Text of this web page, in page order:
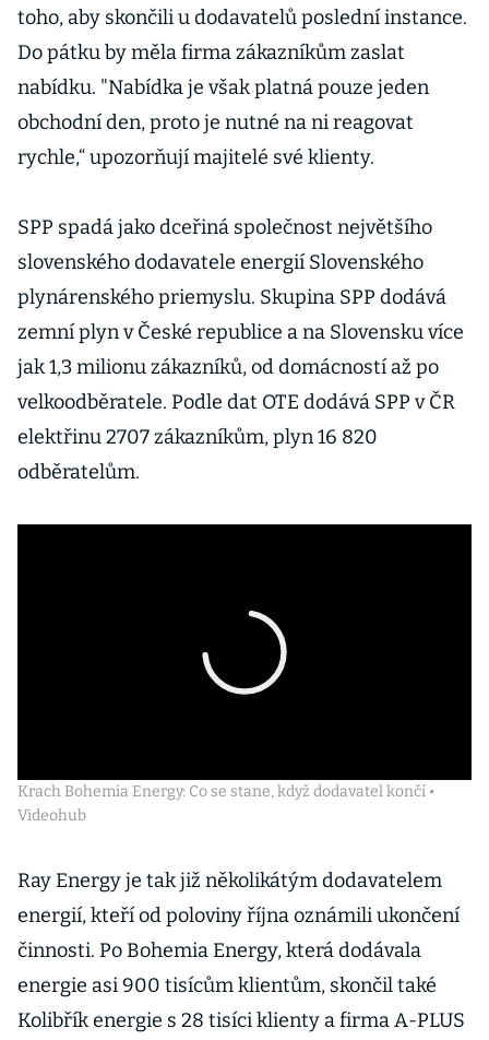
toho, aby skončili u dodavatelů poslední instance.
Do pátku by měla firma zákazníkům zaslat
nabídku. "Nabídka je však platná pouze jeden
obchodní den, proto je nutné na ni reagovat
rychle,“ upozorňují majitelé své klienty.
SPP spadá jako dceřiná společnost největšího
slovenského dodavatele energií Slovenského
plynárenského priemyslu. Skupina SPP dodává
zemní plyn v České republice a na Slovensku více
jak 1,3 milionu zákazníků, od domácností až po
velkoodběratele. Podle dat OTE dodává SPP v ČR
elektřinu 2707 zákazníkům, plyn 16 820
odběratelům.
Krach Bohemia Energy: Co se stane, když dodavatel končí •
Videohub
Ray Energy je tak již několikátým dodavatelem
energií, kteří od poloviny října oznámili ukončení
činnosti. Po Bohemia Energy, která dodávala
energie asi 900 tisícům klientům, skončil také
Kolibřík energie s 28 tisíci klienty a firma A-PLUS